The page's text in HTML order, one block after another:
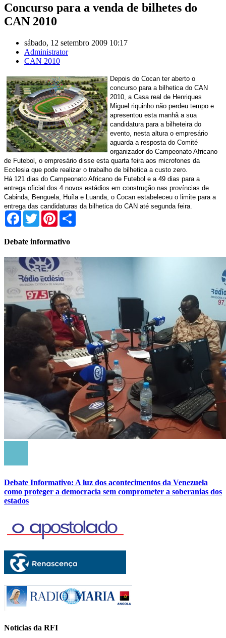
Concurso para a venda de bilhetes do
CAN 2010
sábado, 12 setembro 2009 10:17
Administrator
CAN 2010
Depois do Cocan ter aberto o
concurso para a bilhetica do CAN
2010, a Casa real de Henriques
Miguel riquinho não perdeu tempo e
apresentou esta manhã a sua
candidatura para a bilheteira do
evento, nesta altura o empresário
aguarda a resposta do Comité
organizador do Campeonato Africano
de Futebol, o empresário disse esta quarta feira aos microfones da
Ecclesia que pode realizar o trabalho de bilhetica a custo zero.
Há 121 dias do Campeonato Africano de Futebol e a 49 dias para a
entrega oficial dos 4 novos estádios em construção nas províncias de
Cabinda, Benguela, Huíla e Luanda, o Cocan estabeleceu o limite para a
entrega das candidaturas da bilhetica do CAN até segunda feira.
Facebook
TwitterPinterest
Debate informativo
Debate Informativo: A luz dos acontecimentos da Venezuela
como proteger a democracia sem comprometer a soberanias dos
estados
Notícias da RFI